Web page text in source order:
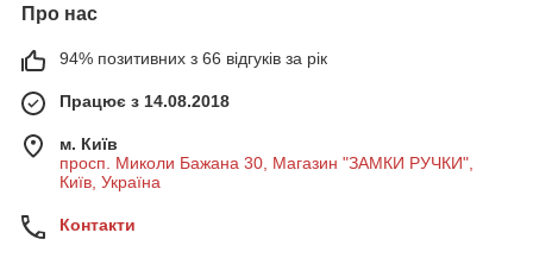
Про нас
94% позитивних з 66 відгуків за рік
Працює з 14.08.2018
м. Київ
просп. Миколи Бажана 30, Магазин "ЗАМКИ РУЧКИ",
Київ, Україна
Контакти